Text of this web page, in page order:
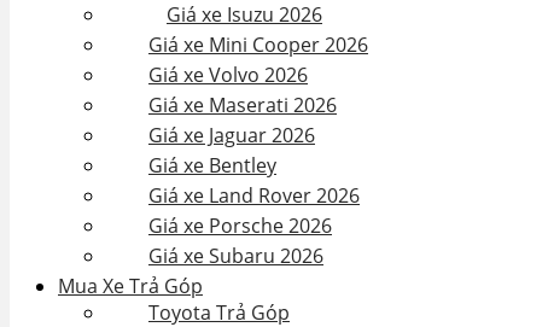
Giá xe Isuzu 2026
Giá xe Mini Cooper 2026
Giá xe Volvo 2026
Giá xe Maserati 2026
Giá xe Jaguar 2026
Giá xe Bentley
Giá xe Land Rover 2026
Giá xe Porsche 2026
Giá xe Subaru 2026
Mua Xe Trả Góp
Toyota Trả Góp